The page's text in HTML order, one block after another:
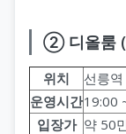
② 디올룸
위치
선릉
운영시간19:00
입장가 약 50